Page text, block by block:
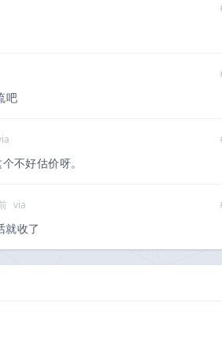
吧
不好估价呀。
via
就收了